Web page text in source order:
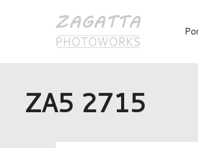
ZA5 2715